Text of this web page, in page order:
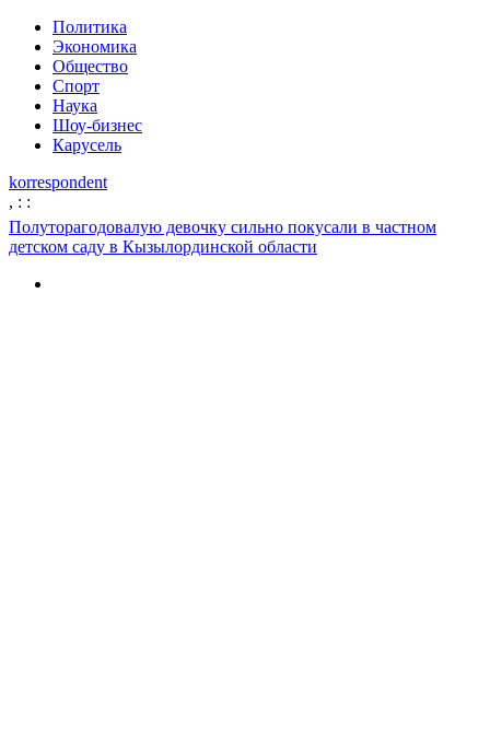
Политика
Экономика
Общество
Спорт
Наука
Шоу-бизнес
Карусель
korrespondent
, : :
Полуторагодовалую девочку сильно покусали в частном
детском саду в Кызылординской области